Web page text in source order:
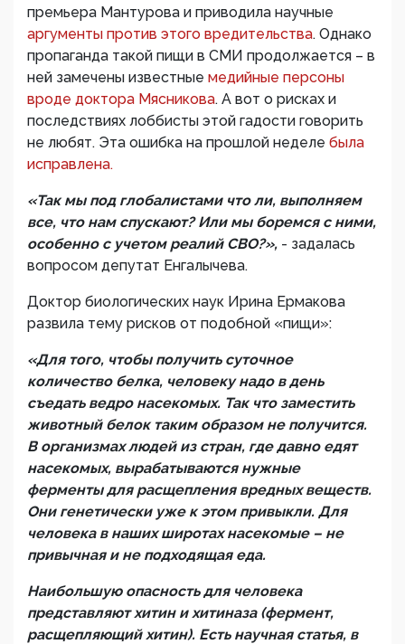
премьера Мантурова и приводила научные
аргументы против этого вредительства. Однако
пропаганда такой пищи в СМИ продолжается – в
ней замечены известные медийные персоны
вроде доктора Мясникова. А вот о рисках и
последствиях лоббисты этой гадости говорить
не любят. Эта ошибка на прошлой неделе была
исправлена.
«Так мы под глобалистами что ли, выполняем
все, что нам спускают? Или мы боремся с ними,
особенно с учетом реалий СВО?», - задалась
вопросом депутат Енгалычева.
Доктор биологических наук Ирина Ермакова
развила тему рисков от подобной «пищи»:
«Для того, чтобы получить суточное
количество белка, человеку надо в день
съедать ведро насекомых. Так что заместить
животный белок таким образом не получится.
В организмах людей из стран, где давно едят
насекомых, вырабатываются нужные
ферменты для расщепления вредных веществ.
Они генетически уже к этом привыкли. Для
человека в наших широтах насекомые – не
привычная и не подходящая еда.
Наибольшую опасность для человека
представляют хитин и хитиназа (фермент,
расщепляющий хитин). Есть научная статья, в